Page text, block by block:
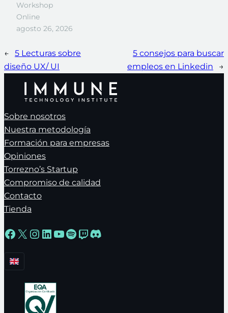
Workshop
Online
agosto 26, 2026
←
5 Lecturas sobre
diseño UX/ UI
5 consejos para buscar
empleos en Linkedin
→
Sobre nosotros
Nuestra metodología
Formación para empresas
Opiniones
Torrezno’s Startup
Compromiso de calidad
Contacto
Tienda
Facebook
X Instagram
LinkedIn
YouTube
Spotify
Twitch
Discord